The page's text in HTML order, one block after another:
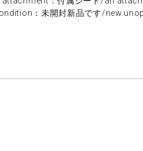
：未開封新品です/